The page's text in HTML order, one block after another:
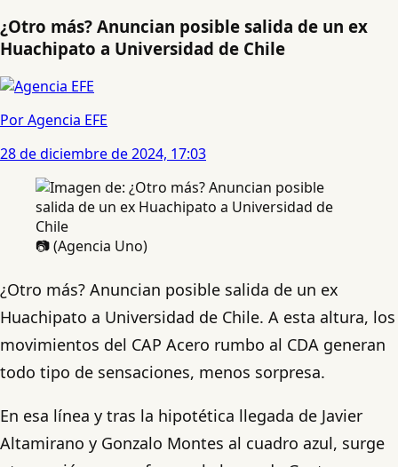
¿Otro más? Anuncian posible salida de un ex
Huachipato a Universidad de Chile
Por Agencia EFE
28 de diciembre de 2024, 17:03
📷 (Agencia Uno)
¿Otro más? Anuncian posible salida de un ex
Huachipato a Universidad de Chile. A esta altura, los
movimientos del CAP Acero rumbo al CDA generan
todo tipo de sensaciones, menos sorpresa.
En esa línea y tras la hipotética llegada de Javier
Altamirano y Gonzalo Montes al cuadro azul, surge